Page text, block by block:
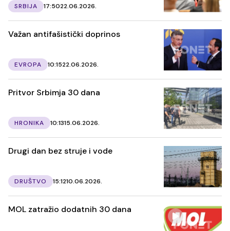
SRBIJA 17:5022.06.2026.
Važan antifašistički doprinos
EVROPA 10:1522.06.2026.
Pritvor Srbimja 30 dana
HRONIKA 10:1315.06.2026.
Drugi dan bez struje i vode
DRUŠTVO 15:1210.06.2026.
MOL zatražio dodatnih 30 dana